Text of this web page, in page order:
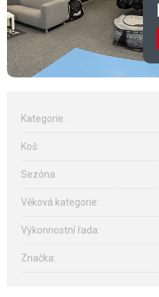
Kategorie:
Koš:
Sezóna:
Věková kategorie:
Výkonnostní řada:
Značka: